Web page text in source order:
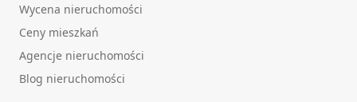
Wycena nieruchomości
Ceny mieszkań
Agencje nieruchomości
Blog nieruchomości